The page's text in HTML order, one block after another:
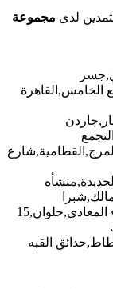
لدى مجموعة
الخامس,القاهرة
مصر,روض الفرج,شبرا الخيمة,المعادي,زهراء المعادي,حلوان,15
القبه